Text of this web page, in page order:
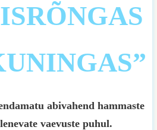
abivahend hammaste
vaevuste puhul.